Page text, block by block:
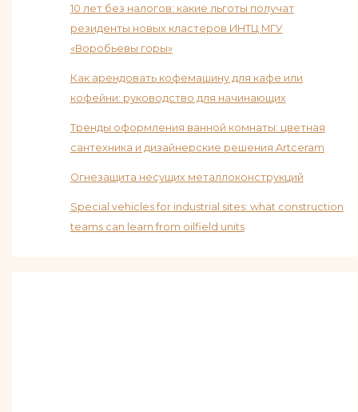
10 лет без налогов: какие льготы получат
резиденты новых кластеров ИНТЦ МГУ
«Воробьевы горы»
Как арендовать кофемашину для кафе или
кофейни: руководство для начинающих
Тренды оформления ванной комнаты: цветная
сантехника и дизайнерские решения Artceram
Огнезащита несущих металлоконструкций
Special vehicles for industrial sites: what construction
teams can learn from oilfield units